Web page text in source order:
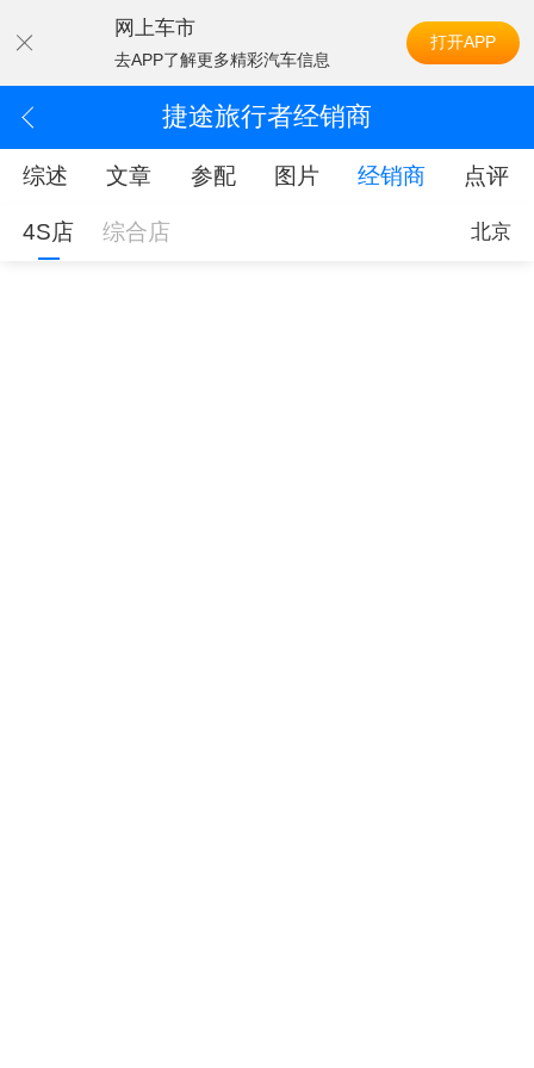
网上车市
去APP了解更多精彩汽车信息
打开APP
捷途旅行者经销商
综述 文章 参配 图片 经销商 点评
4S店 综合店 北京